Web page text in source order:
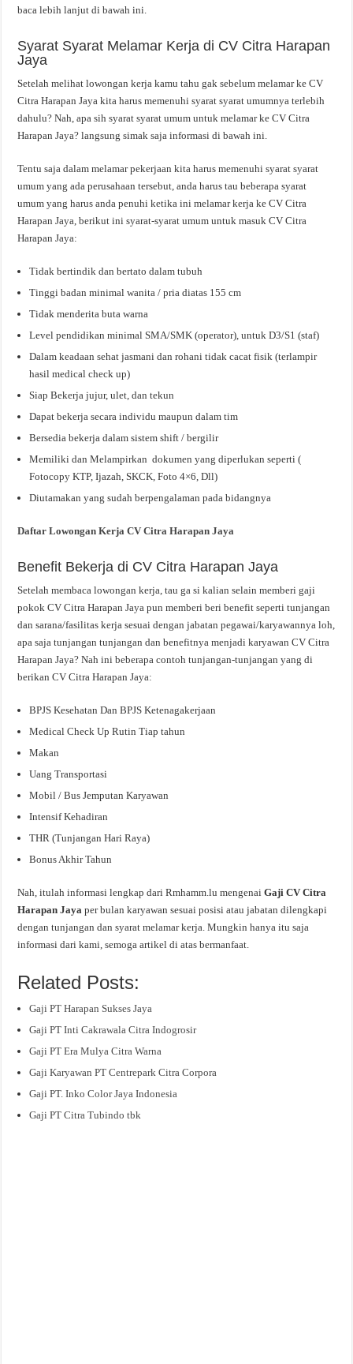
baca lebih lanjut di bawah ini.
Syarat Syarat Melamar Kerja di CV Citra Harapan
Jaya
Setelah melihat lowongan kerja kamu tahu gak sebelum melamar ke CV
Citra Harapan Jaya kita harus memenuhi syarat syarat umumnya terlebih
dahulu? Nah, apa sih syarat syarat umum untuk melamar ke CV Citra
Harapan Jaya? langsung simak saja informasi di bawah ini.
Tentu saja dalam melamar pekerjaan kita harus memenuhi syarat syarat
umum yang ada perusahaan tersebut, anda harus tau beberapa syarat
umum yang harus anda penuhi ketika ini melamar kerja ke CV Citra
Harapan Jaya, berikut ini syarat-syarat umum untuk masuk CV Citra
Harapan Jaya:
Tidak bertindik dan bertato dalam tubuh
Tinggi badan minimal wanita / pria diatas 155 cm
Tidak menderita buta warna
Level pendidikan minimal SMA/SMK (operator), untuk D3/S1 (staf)
Dalam keadaan sehat jasmani dan rohani tidak cacat fisik (terlampir
hasil medical check up)
Siap Bekerja jujur, ulet, dan tekun
Dapat bekerja secara individu maupun dalam tim
Bersedia bekerja dalam sistem shift / bergilir
Memiliki dan Melampirkan dokumen yang diperlukan seperti (
Fotocopy KTP, Ijazah, SKCK, Foto 4×6, Dll)
Diutamakan yang sudah berpengalaman pada bidangnya
Daftar Lowongan Kerja CV Citra Harapan Jaya
Benefit Bekerja di CV Citra Harapan Jaya
Setelah membaca lowongan kerja, tau ga si kalian selain memberi gaji
pokok CV Citra Harapan Jaya pun memberi beri benefit seperti tunjangan
dan sarana/fasilitas kerja sesuai dengan jabatan pegawai/karyawannya loh,
apa saja tunjangan tunjangan dan benefitnya menjadi karyawan CV Citra
Harapan Jaya? Nah ini beberapa contoh tunjangan-tunjangan yang di
berikan CV Citra Harapan Jaya:
BPJS Kesehatan Dan BPJS Ketenagakerjaan
Medical Check Up Rutin Tiap tahun
Makan
Uang Transportasi
Mobil / Bus Jemputan Karyawan
Intensif Kehadiran
THR (Tunjangan Hari Raya)
Bonus Akhir Tahun
Nah, itulah informasi lengkap dari Rmhamm.lu mengenaiGaji CV Citra
Harapan Jayaper bulan karyawan sesuai posisi atau jabatan dilengkapi
dengan tunjangan dan syarat melamar kerja. Mungkin hanya itu saja
informasi dari kami, semoga artikel di atas bermanfaat.
Related Posts:
Gaji PT Harapan Sukses Jaya
Gaji PT Inti Cakrawala Citra Indogrosir
Gaji PT Era Mulya Citra Warna
Gaji Karyawan PT Centrepark Citra Corpora
Gaji PT. Inko Color Jaya Indonesia
Gaji PT Citra Tubindo tbk